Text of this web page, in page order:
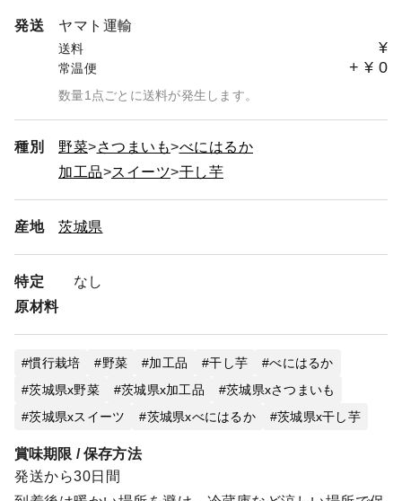
発送 ヤマト運輸
送料 ¥
常温便 + ¥ 0
数量1点ごとに送料が発生します。
種別 野菜 さつまいも
べにはるか
加工品
スイーツ 干し芋
産地 茨城県
特定
原材料
なし
慣行栽培 野菜 加工品 干し芋
べにはるか
茨城県x野菜
茨城県x加工品
茨城県xさつまいも
茨城県xスイーツ
茨城県xべにはるか 茨城県x干し芋
賞味期限 / 保存方法
発送から30日間